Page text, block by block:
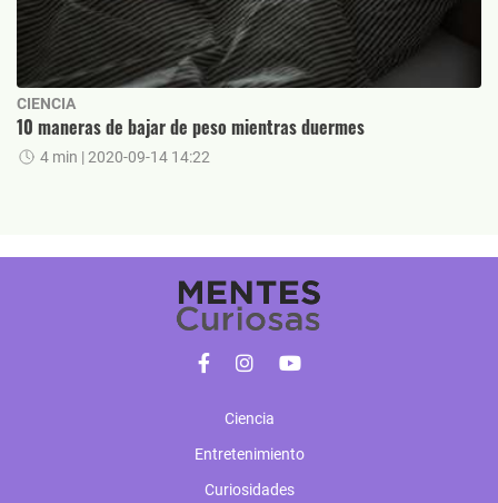
CIENCIA
10 maneras de bajar de peso mientras duermes
4 min | 2020-09-14 14:22
Ciencia
Entretenimiento
Curiosidades